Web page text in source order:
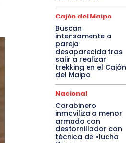
Cajón del Maipo
Buscan
intensamente a
pareja
desaparecida tras
salir a realizar
trekking en el Cajón
del Maipo
Nacional
Carabinero
inmoviliza a menor
armado con
destornillador con
técnica de «lucha